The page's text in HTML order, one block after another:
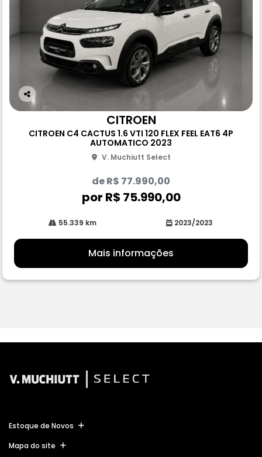
Co
rtil
CITROEN
CITROEN C4 CACTUS 1.6 VTI 120 FLEX FEEL EAT6 4P
AUTOMATICO 2023
V. Muchiutt Select
de R$ 77.990,00
por R$ 75.990,00
55.339 km 2023/2023
Mais informações
Estoque de Novos
Mapa do site